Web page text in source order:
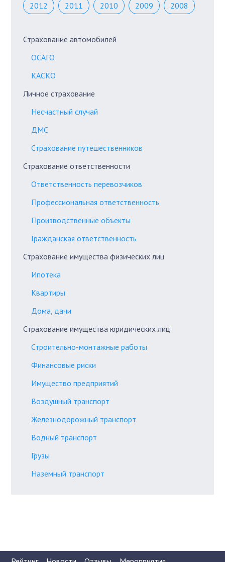
2012 2011 2010 2009 2008
Страхование автомобилей
ОСАГО
КАСКО
Личное страхование
Несчастный случай
ДМС
Страхование путешественников
Страхование ответственности
Ответственность перевозчиков
Профессиональная ответственность
Производственные объекты
Гражданская ответственность
Страхование имущества физических лиц
Ипотека
Квартиры
Дома, дачи
Страхование имущества юридических лиц
Строительно-монтажные работы
Финансовые риски
Имущество предприятий
Воздушный транспорт
Железнодорожный транспорт
Водный транспорт
Грузы
Наземный транспорт